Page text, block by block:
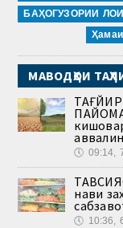
БАҲОГУЗОРИИ
МАВОДҲОИ
🕔 09:14,
нави
🕔 10:36,